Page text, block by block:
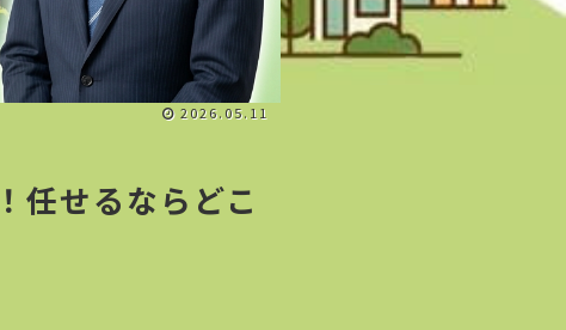
任せるならどこ
2026.05.11